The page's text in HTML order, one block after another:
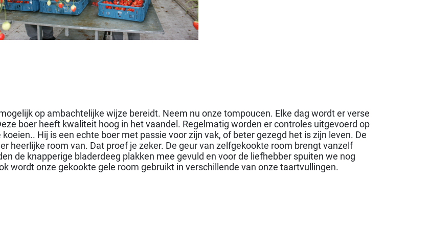
op ambachtelijke wijze bereidt. Neem nu onze tompoucen. Elke dag wordt er verse
boer heeft kwaliteit hoog in het vaandel. Regelmatig worden er controles uitgevoerd op
Hij is een echte boer met passie voor zijn vak, of beter gezegd het is zijn leven. De
heerlijke room van. Dat proef je zeker. De geur van zelfgekookte room brengt vanzelf
de knapperige bladerdeeg plakken mee gevuld en voor de liefhebber spuiten we nog
wordt onze gekookte gele room gebruikt in verschillende van onze taartvullingen.